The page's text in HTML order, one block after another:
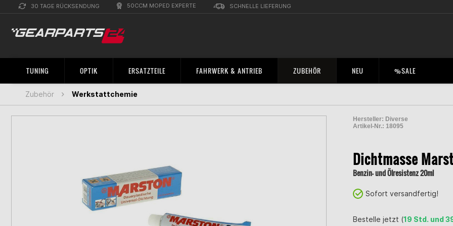
30 TAGE RÜCKSENDUNG 50CCM MOPED EXPERTE SCHNELLE LIEFERUNG
TUNING OPTIK ERSATZTEILE FAHRWERK & ANTRIEB ZUBEHÖR NEU %SALE
Zubehör Werkstattchemie
Hersteller: Diverse
Artikel-Nr.: 18095
Dichtmasse
Benzin- und Ölresistenz 20ml
Sofort versandfertig!
Bestelle jetzt (19 Std. und